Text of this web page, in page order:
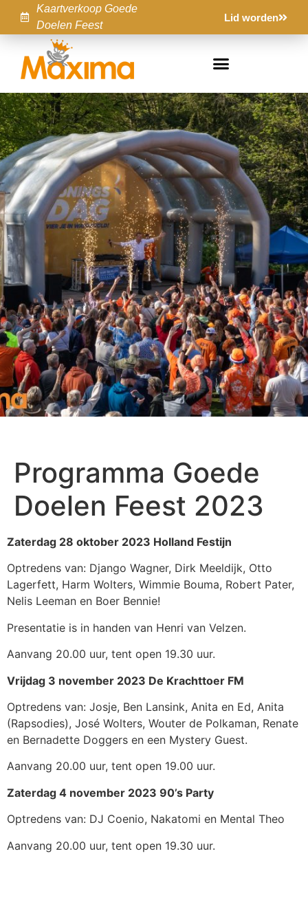
Kaartverkoop Goede
Doelen Feest
Lid worden
Programma Goede
Doelen Feest 2023
Zaterdag 28 oktober 2023 Holland Festijn
Optredens van: Django Wagner, Dirk Meeldijk, Otto
Lagerfett, Harm Wolters, Wimmie Bouma, Robert Pater,
Nelis Leeman en Boer Bennie!
Presentatie is in handen van Henri van Velzen.
Aanvang 20.00 uur, tent open 19.30 uur.
Vrijdag 3 november 2023 De Krachttoer FM
Optredens van: Josje, Ben Lansink, Anita en Ed, Anita
(Rapsodies), José Wolters, Wouter de Polkaman, Renate
en Bernadette Doggers en een Mystery Guest.
Aanvang 20.00 uur, tent open 19.00 uur.
Zaterdag 4 november 2023 90’s Party
Optredens van: DJ Coenio, Nakatomi en Mental Theo
Aanvang 20.00 uur, tent open 19.30 uur.